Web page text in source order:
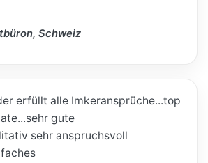
Schweiz
erfüllt alle Imkeransprüche...top
gute
sehr anspruchsvoll